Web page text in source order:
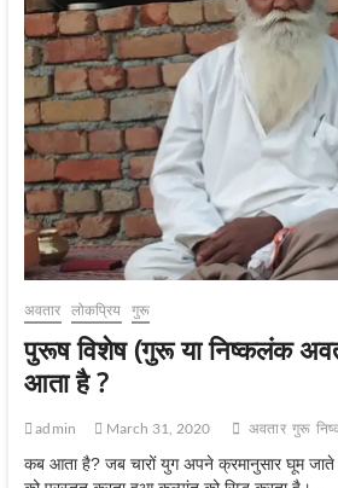
पुरुष
विशेष
अवतार लोकप्रिय गुरू
पुरूष विशेष (गुरू या निष्कलंक
आता है ?
admin March 31, 2020 अवतार गुरू
कब आता है? जब चारों युग अपने क्रमानुसार घूम जाते